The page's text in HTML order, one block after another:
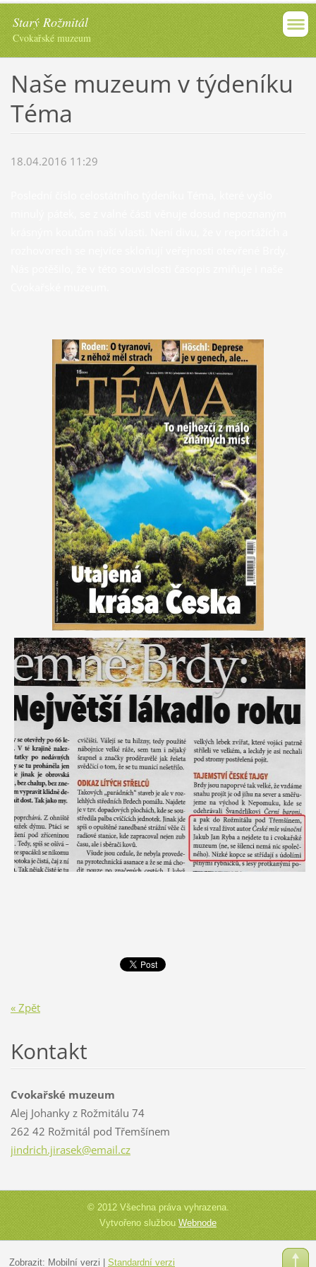
Starý Rožmitál
Cvokařské muzeum
Naše muzeum v týdeníku
Téma
18.04.2016 11:29
« Zpět
Kontakt
Cvokařské muzeum
Alej Johanky z Rožmitálu 74
262 42 Rožmitál pod Třemšínem
jindrich.jirasek@email.cz
© 2012 Všechna práva vyhrazena.
Vytvořeno službouWebnode
Zobrazit: Mobilní verzi Standardní verzi